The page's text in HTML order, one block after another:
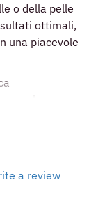
a review
o della pelle
ottimali,
una piacevole
che
dopo
piede.